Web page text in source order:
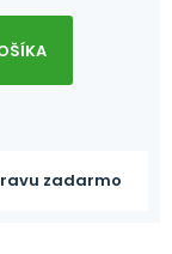
zadarmo